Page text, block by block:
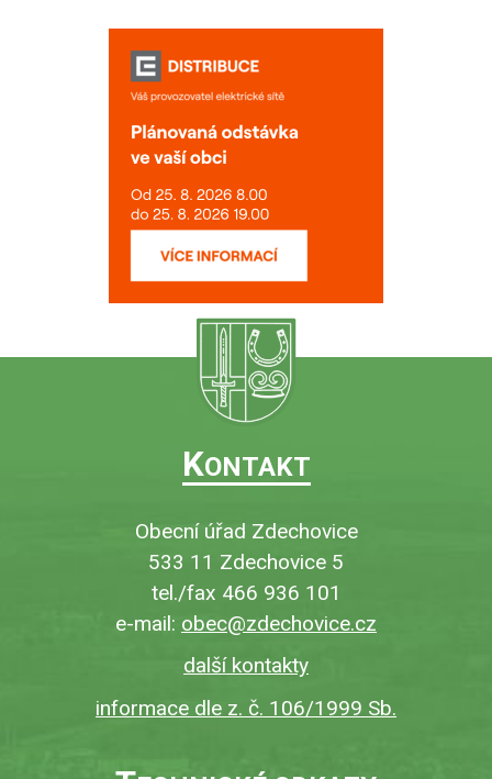
KONTAKT
Obecní úřad Zdechovice
533 11 Zdechovice 5
tel./fax 466 936 101
e-mail: obec@zdechovice.cz
další kontakty
informace dle z. č. 106/1999 Sb.